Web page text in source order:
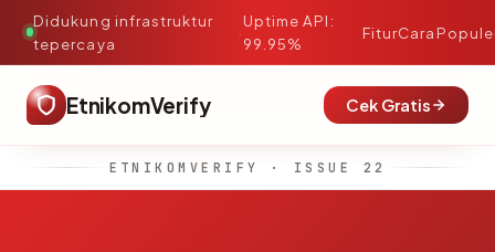
Didukung infrastruktur
tepercaya
·
Uptime API:
99.95%
FiturCara
EtnikomVerify Cek Gratis
ETNIKOMVERIFY · ISSUE 22